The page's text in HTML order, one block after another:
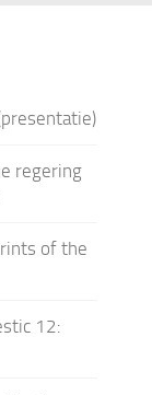
regering
of the
12: